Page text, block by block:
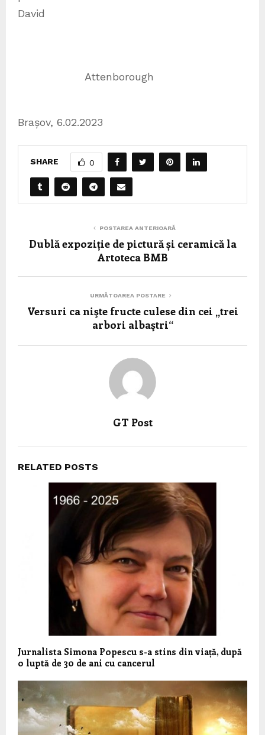
David
Attenborough
Brașov, 6.02.2023
SHARE 0
POSTAREA ANTERIOARĂ
Dublă expoziție de pictură și ceramică la
Artoteca BMB
URMĂTOAREA POSTARE
Versuri ca nişte fructe culese din cei „trei
arbori albaştri“
GT Post
RELATED POSTS
Jurnalista Simona Popescu s-a stins din viață, după
o luptă de 30 de ani cu cancerul